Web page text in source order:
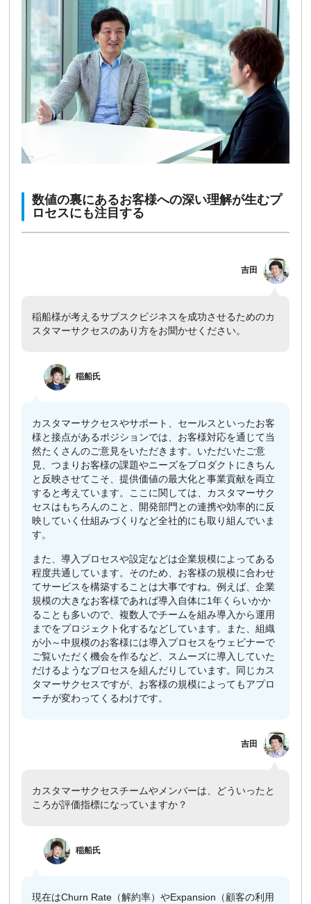
数値の裏にあるお客様への深い理解が生むプ
ロセスにも注目する
吉田
稲船様が考えるサブスクビジネスを成功させるためのカ
スタマーサクセスのあり方をお聞かせください。
​ 稲船氏
カスタマーサクセスやサポート、セールスといったお客
様と接点があるポジションでは、お客様対応を通じて当
然たくさんのご意見をいただきます。いただいたご意
見、つまりお客様の課題やニーズをプロダクトにきちん
と反映させてこそ、提供価値の最大化と事業貢献を両立
すると考えています。ここに関しては、カスタマーサク
セスはもちろんのこと、開発部門との連携や効率的に反
映していく仕組みづくりなど全社的にも取り組んでいま
す。
また、導入プロセスや設定などは企業規模によってある
程度共通しています。そのため、お客様の規模に合わせ
てサービスを構築することは大事ですね。例えば、企業
規模の大きなお客様であれば導入自体に1年くらいかか
ることも多いので、複数人でチームを組み導入から運用
までをプロジェクト化するなどしています。また、組織
が小～中規模のお客様には導入プロセスをウェビナーで
ご覧いただく機会を作るなど、スムーズに導入していた
だけるようなプロセスを組んだりしています。同じカス
タマーサクセスですが、お客様の規模によってもアプロ
ーチが変わってくるわけです。
吉田
カスタマーサクセスチームやメンバーは、どういったと
ころが評価指標になっていますか？
​ 稲船氏
現在はChurn Rate（解約率）やExpansion（顧客の利用